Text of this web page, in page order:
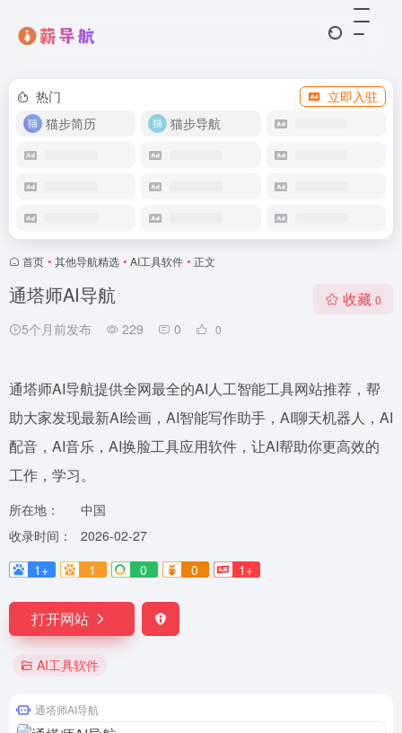
热门
立即入驻
猫步简历
猫步导航
首页 • 其他导航精选 • AI工具软件 • 正文
通塔师AI导航
5个月前发布 229 0 0
收藏 0
通塔师AI导航提供全网最全的AI人工智能工具网站推荐，帮
助大家发现最新AI绘画，AI智能写作助手，AI聊天机器人，AI
配音，AI音乐，AI换脸工具应用软件，让AI帮助你更高效的
工作，学习。
所在地：
中国
收录时间：
2026-02-27
1+
1 0 0 1+
打开网站
AI工具软件
通塔师AI导航